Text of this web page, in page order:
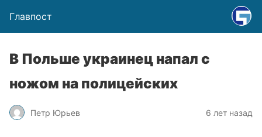
Главпост
В Польше украинец напал с
ножом на полицейских
Петр Юрьев 6 лет назад